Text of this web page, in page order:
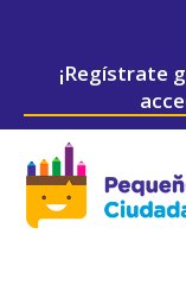
¡Regístrate